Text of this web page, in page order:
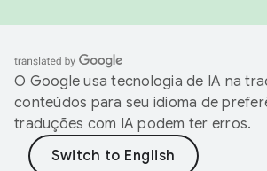
O Google usa tecnologia de IA na
conteúdos para seu idioma de
traduções com IA podem ter erros.